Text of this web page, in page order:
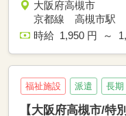
大阪府高槻市
京都線 高槻市駅
時給 1,950 円 ～
福祉施設 派遣 長期
【大阪府高槻市/